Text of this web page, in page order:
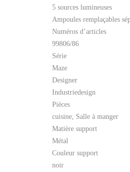
5 sources lumineuses
Ampoules remplaçables
Numéros d’articles
99806/86
Série
Maze
Designer
Industriedesign
Pièces
cuisine, Salle à manger
Matière support
Métal
Couleur support
noir